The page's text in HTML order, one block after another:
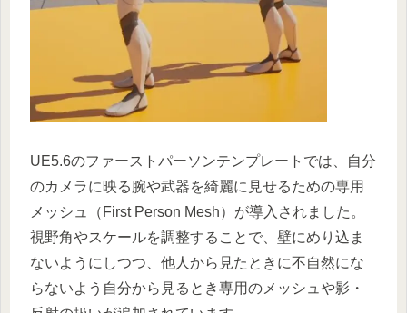
UE5.6のファーストパーソンテンプレートでは、自分
のカメラに映る腕や武器を綺麗に見せるための専用
メッシュ（First Person Mesh）が導入されました。
視野角やスケールを調整することで、壁にめり込ま
ないようにしつつ、他人から見たときに不自然にな
らないよう自分から見るとき専用のメッシュや影・